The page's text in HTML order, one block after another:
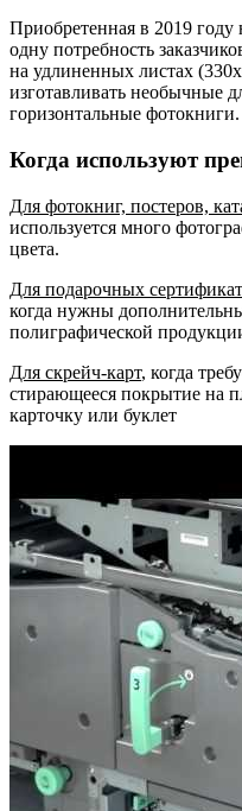
Приобретенная в 2019
одну потребность
на удлиненных листах
изготавливать необычные
горизонтальные фотокниги.
Когда используют
Для фотокниг, постеров,
используется много
цвета.
Для подарочных
когда нужны
полиграфической
Для скрейч-карт, когда
стирающееся покрытие на
карточку или буклет